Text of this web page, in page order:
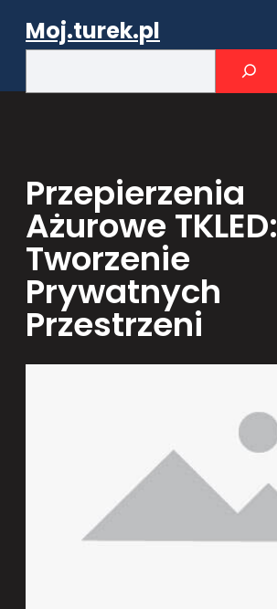
Moj.turek.pl
h
Przepierzenia
Ażurowe TKLED:
Tworzenie
Prywatnych
Przestrzeni